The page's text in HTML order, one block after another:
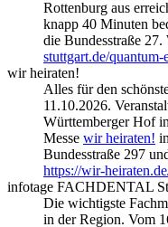
Rottenburg aus
knapp 40 Minuten
die Bundesstraße 27.
stuttgart.de/quantum-
wir heiraten!
Alles für den
11.10.2026.
Württemberger Hof
Messe wir heiraten!
Bundesstraße 297
https://wir-
infotage FACHDENTAL
Die wichtigste
in der Region. Vom